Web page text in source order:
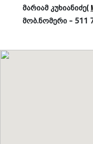
მარიამ კუხიანიძე(
მობ.ნომერი - 511